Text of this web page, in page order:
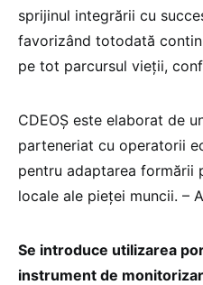
sprijinul integrării cu
favorizând totodată
pe tot parcursul vieții,
CDEOȘ este elaborat de
parteneriat cu operatorii
pentru adaptarea formării
locale ale pieței muncii. –
Se introduce utilizarea
instrument de